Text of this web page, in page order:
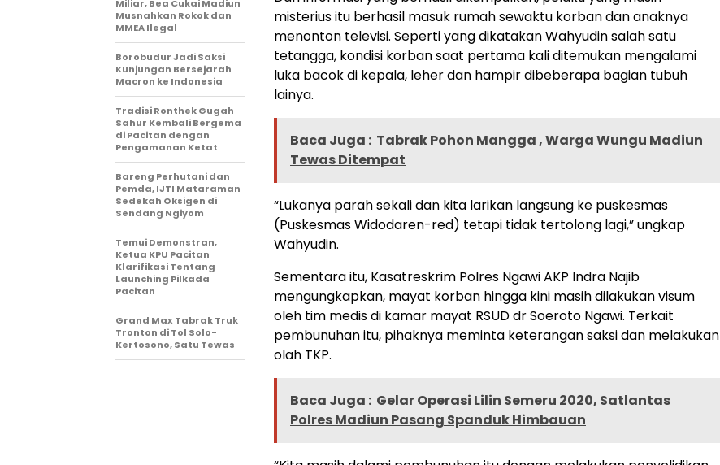
misterius itu berhasil masuk rumah sewaktu korban dan anaknya
menonton televisi. Seperti yang dikatakan Wahyudin salah satu
tetangga, kondisi korban saat pertama kali ditemukan mengalami
luka bacok di kepala, leher dan hampir dibeberapa bagian tubuh
lainya.
Baca Juga : Tabrak Pohon Mangga , Warga Wungu Madiun
Tewas Ditempat
“Lukanya parah sekali dan kita larikan langsung ke puskesmas
(Puskesmas Widodaren-red) tetapi tidak tertolong lagi,” ungkap
Wahyudin.
Sementara itu, Kasatreskrim Polres Ngawi AKP Indra Najib
mengungkapkan, mayat korban hingga kini masih dilakukan visum
oleh tim medis di kamar mayat RSUD dr Soeroto Ngawi. Terkait
pembunuhan itu, pihaknya meminta keterangan saksi dan melakukan
olah TKP.
Baca Juga : Gelar Operasi Lilin Semeru 2020, Satlantas
Polres Madiun Pasang Spanduk Himbauan
Miliar, Bea Cukai Madiun
Musnahkan Rokok dan
MMEA Ilegal
Borobudur Jadi Saksi
Kunjungan Bersejarah
Macron ke Indonesia
Tradisi Ronthek Gugah
Sahur Kembali Bergema
di Pacitan dengan
Pengamanan Ketat
Bareng Perhutani dan
Pemda, IJTI Mataraman
Sedekah Oksigen di
Sendang Ngiyom
Temui Demonstran,
Ketua KPU Pacitan
Klarifikasi Tentang
Launching Pilkada
Pacitan
Grand Max Tabrak Truk
Tronton di Tol Solo-
Kertosono, Satu Tewas